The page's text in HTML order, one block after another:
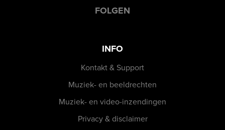
FOLGEN
INFO
Kontakt & Support
Muziek- en beeldrechten
Muziek- en video-inzendingen
Privacy & disclaimer